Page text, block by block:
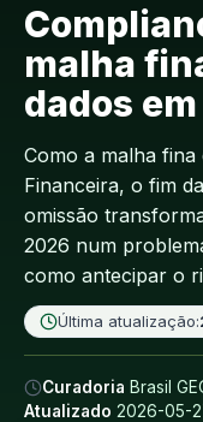
malha
dados
Como a malha fina
Financeira, o fim
omissão
2026 num
como antecipar o
Última atualização:
Curadoria Brasil
Atualizado 2026-05-